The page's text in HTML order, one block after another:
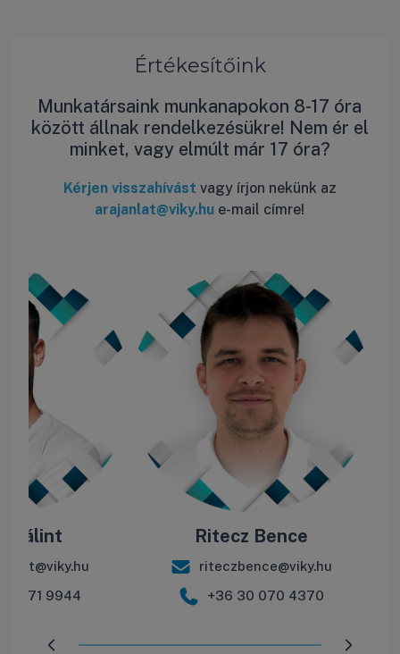
Értékesítőink
Munkatársaink munkanapokon 8-17 óra
között állnak rendelkezésükre! Nem ér el
minket, vagy elmúlt már 17 óra?
Kérjen visszahívást vagy írjon nekünk az
arajanlat@viky.hu e-mail címre!
Bálint
571 9944
Ritecz Bence
riteczbence@viky.hu
+36 30 070 4370